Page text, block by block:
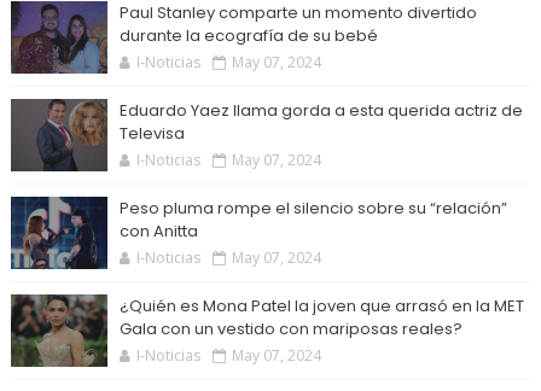
Paul Stanley comparte un momento divertido
durante la ecografía de su bebé
I-Noticias May 07, 2024
Eduardo Yaez llama gorda a esta querida actriz de
Televisa
I-Noticias May 07, 2024
Peso pluma rompe el silencio sobre su “relación”
con Anitta
I-Noticias May 07, 2024
¿Quién es Mona Patel la joven que arrasó en la MET
Gala con un vestido con mariposas reales?
I-Noticias May 07, 2024